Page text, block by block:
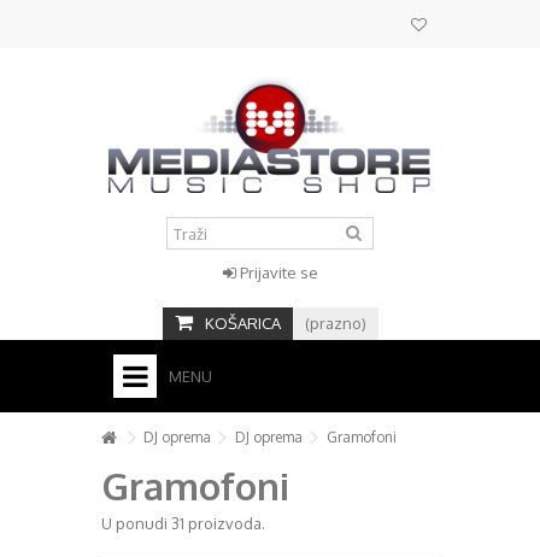
Prijavite se
KOŠARICA (prazno)
MENU
HOME
KONTAKT
STUDIO
DJ oprema DJ oprema Gramofoni
Gramofoni
U ponudi 31 proizvoda.